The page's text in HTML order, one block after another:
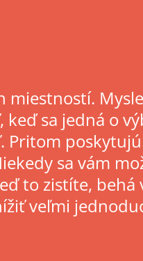
sa jedná o
Pritom
sa vám
to zistíte,
veľmi